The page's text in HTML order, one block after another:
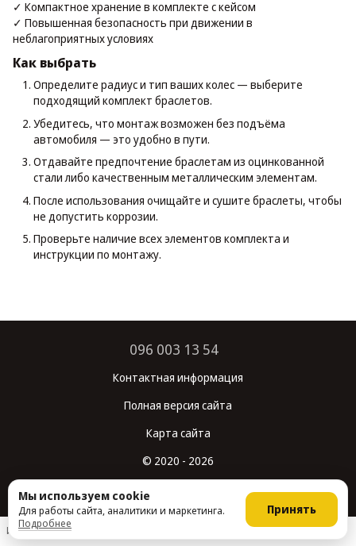
✓ Компактное хранение в комплекте с кейсом
✓ Повышенная безопасность при движении в
неблагоприятных условиях
Как выбрать
Определите радиус и тип ваших колес — выберите
подходящий комплект браслетов.
Убедитесь, что монтаж возможен без подъёма
автомобиля — это удобно в пути.
Отдавайте предпочтение браслетам из оцинкованной
стали либо качественным металлическим элементам.
После использования очищайте и сушите браслеты, чтобы
не допустить коррозии.
Проверьте наличие всех элементов комплекта и
инструкции по монтажу.
096 003 13 54
Контактная информация
Полная версия сайта
Карта сайта
© 2020 - 2026
Интернет-магазин создан с Хорошоп
Мы используем cookie
Для работы сайта, аналитики и маркетинга.
Подробнее
Принять